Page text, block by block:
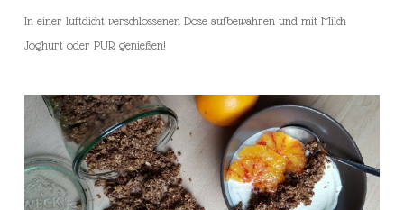
In einer luftdicht verschlossenen Dose aufbewahren und mit Milch
Joghurt oder PUR genießen!